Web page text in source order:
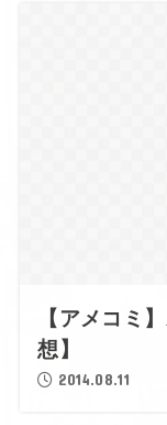
【アメコミ
想】
2014.08.11